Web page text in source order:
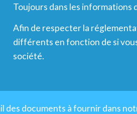
Toujours dans les informations
Afin de respecter la
différents en fonction de si
société.
des documents à fournir dans